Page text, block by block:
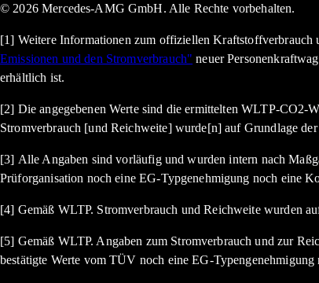
© 2026 Mercedes-AMG GmbH. Alle Rechte vorbehalten.
[1] Weitere Informationen zum offiziellen Kraftstoffverbrauch
Emissionen und den Stromverbrauch" neuer
erhältlich ist.
[2] Die angegebenen Werte sind die ermittelten WLTP-CO2-
Stromverbrauch [und Reichweite] wurde[n] auf Grundlage
[3] Alle Angaben sind vorläufig und wurden intern nach
Prüforganisation noch eine EG-Typgenehmigung noch eine
[4] Gemäß WLTP. Stromverbrauch und Reichweite wurden
[5] Gemäß WLTP. Angaben zum Stromverbrauch und zur
bestätigte Werte vom TÜV noch eine EG-